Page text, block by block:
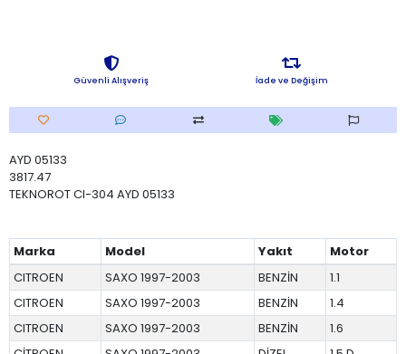
Güvenli Alışveriş İade ve Değişim
AYD 05133
3817.47
TEKNOROT CI-304 AYD 05133
Marka Model Yakıt
Motor
CITROEN
SAXO 1997-2003 BENZİN
1.1
CITROEN
SAXO 1997-2003 BENZİN
1.4
CITROEN
SAXO 1997-2003 BENZİN
1.6